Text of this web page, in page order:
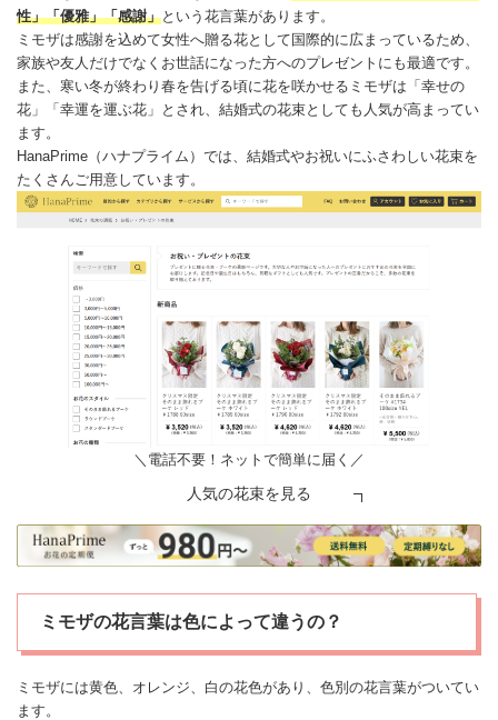
性」「優雅」「感謝」という 花言葉があります。
ミモザは感謝を込めて女性へ贈る花として国際的に広まっているため、
家族や友人だけでなくお世話になった方へのプレゼントにも最適です。
また、寒い冬が終わり春を告げる頃に花を咲かせるミモザは「 幸せの
花」「幸運を運ぶ花」とされ、結婚式の花束としても人気が高まってい
ます。
HanaPrime（ハナプライム） では、結婚式やお祝いにふさわしい花束を
たくさんご用意しています。
＼電話不要！ネットで簡単に届く／
人気の花束を見る
ミモザの花言葉は色によって違うの？
ミモザには黄色、オレンジ、白の花色があり、色別の花言葉がついてい
ます。